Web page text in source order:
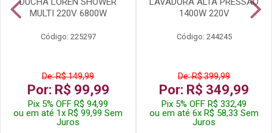
MULTI 220V 6800W
Código: 225297
De: R$ 149,99
Por: R$ 99,99
Pix 5% OFF R$ 94,99
ou em até 1x R$ 99,99 Sem
Juros
1400W 220V
Código: 244245
De: R$ 399,99
Por: R$ 349,99
Pix 5% OFF R$ 332,49
ou em até 6x R$ 58,33 Sem
Juros